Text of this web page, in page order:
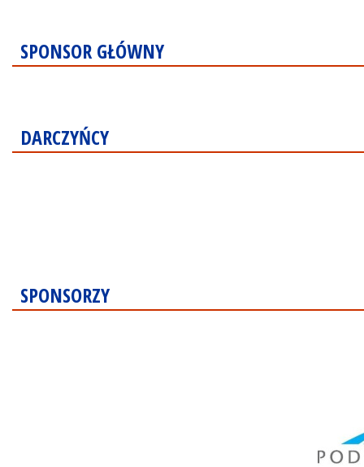
SPONSOR GŁÓWNY
DARCZYŃCY
SPONSORZY